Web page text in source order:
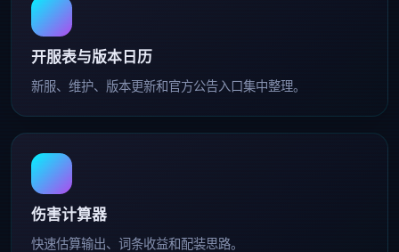
开服表与版本日历
新服、维护、版本更新和官方公告入口集中整理。
伤害计算器
快速估算输出、词条收益和配装思路。